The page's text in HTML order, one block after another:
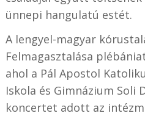
ünnepi hangulatú estét.
A lengyel-magyar
Felmagasztalása
ahol a Pál Apostol
Iskola és Gimnázium Soli
koncertet adott az